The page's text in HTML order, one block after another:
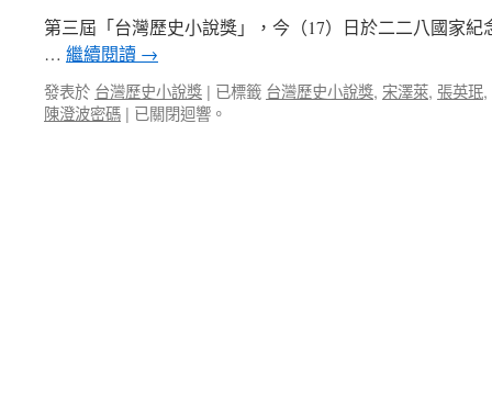
第三屆「台灣歷史小說獎」，今（17）日於二二八國家
… 繼續閱讀 →
發表於 台灣歷史小說獎 | 已標籤 台灣歷史小說獎, 宋澤萊, 張英珉,
陳澄波密碼 | 已關閉迴響。